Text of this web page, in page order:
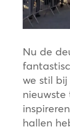
Nu de
we stil
nieuwste
hallen